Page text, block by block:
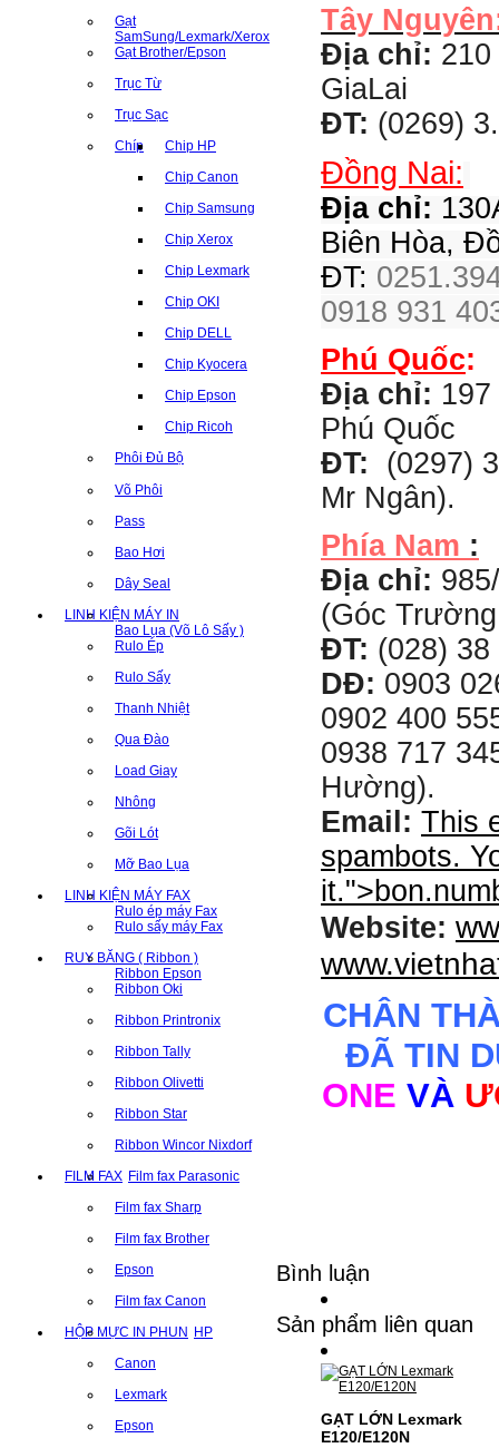
Gạt
SamSung/Lexmark/Xerox
Gạt Brother/Epson
Trục Từ
Trục Sạc
Chíp Chip HP
Chip Canon
Chip Samsung
Chip Xerox
Chip Lexmark
Chip OKI
Chip DELL
Chip Kyocera
Chip Epson
Chip Ricoh
Phôi Đủ Bộ
Võ Phôi
Pass
Bao Hơi
Dây Seal
LINH KIỆN MÁY IN
Bao Lụa (Võ Lô Sấy )
Rulo Ép
Rulo Sấy
Thanh Nhiệt
Qua Đào
Load Giay
Nhông
Gõi Lót
Mỡ Bao Lụa
LINH KIỆN MÁY FAX
Rulo ép máy Fax
Rulo sấy máy Fax
RUY BĂNG ( Ribbon )
Ribbon Epson
Ribbon Oki
Ribbon Printronix
Ribbon Tally
Ribbon Olivetti
Ribbon Star
Ribbon Wincor Nixdorf
FILM FAX Film fax Parasonic
Film fax Sharp
Film fax Brother
Epson
Film fax Canon
HỘP MỰC IN PHUN HP
Canon
Lexmark
Epson
Tây
Địa chỉ:
GiaLai
ĐT: (0269)
Đồng Nai:
Địa chỉ:
Biên Hòa,
ĐT:
0918 931
Phú Quốc:
Địa chỉ:
Phú Quốc
ĐT:
(0297)
Mr Ngân).
Phía Nam :
Địa chỉ:
(Góc
ĐT: (028)
DĐ: 0903
0902 400
0938 717
Hường).
Email: This
spambots.
it.">
Website:
CHÂN
ĐÃ TIN
ONE VÀ
Bình luận
Sản phẩm liên quan
GẠT LỚN Lexmark
E120/E120N